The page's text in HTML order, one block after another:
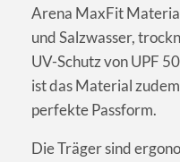
Arena MaxFit
und Salzwasser,
UV-Schutz von UPF
ist das Material
perfekte Passform.
Die Träger sind